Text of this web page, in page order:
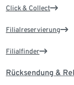
Click & Collect
Filialreservierung
Filialfinder
Rücksendung &